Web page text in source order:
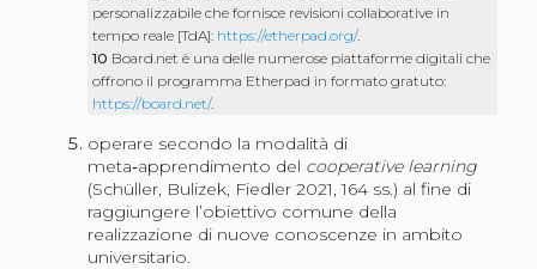
personalizzabile che fornisce revisioni collaborative in
tempo reale [TdA]: https://etherpad.org/.
10 Board.net è una delle numerose piattaforme digitali che
offrono il programma Etherpad in formato gratuto:
https://board.net/.
operare secondo la modalità di
meta‑apprendimento del cooperative learning
(Schüller, Bulizek, Fiedler 2021, 164 ss.) al fine di
raggiungere l’obiettivo comune della
realizzazione di nuove conoscenze in ambito
universitario.